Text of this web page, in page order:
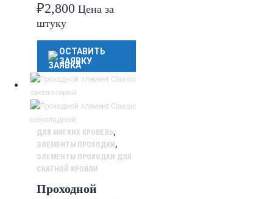
₽2,800 Цена за
штуку
ОСТАВИТЬ
ЗАЯВКУ
ДЛЯ МЯГКИХ КРОВЕЛЬ,
ЭЛЕМЕНТЫ ПРОХОДКИ ,
ЭЛЕМЕНТЫ ПРОХОДКИ ДЛЯ
СКАТНОЙ КРОВЛИ
Проходной